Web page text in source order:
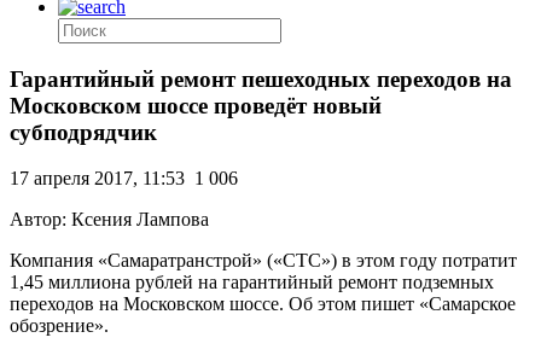
Гарантийный ремонт пешеходных переходов на
Московском шоссе проведёт новый
субподрядчик
17 апреля 2017, 11:53 1 006
Автор: Ксения Лампова
Компания «Самаратранстрой» («СТС») в этом году потратит
1,45 миллиона рублей на гарантийный ремонт подземных
переходов на Московском шоссе. Об этом пишет «Самарское
обозрение».